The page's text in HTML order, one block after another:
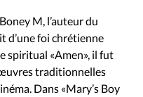
M, l’auteur du
d’une foi chrétienne
spiritual «Amen», il fut
traditionnelles
Dans «Mary’s Boy